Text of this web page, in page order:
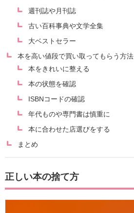
週刊誌や月刊誌
古い百科事典や文学全集
大ベストセラー
本を高い値段で買い取ってもらう方法
本をきれいに整える
本の状態を確認
ISBNコードの確認
年代ものや専門書は慎重に
本に合わせた店選びをする
まとめ
正しい本の捨て方